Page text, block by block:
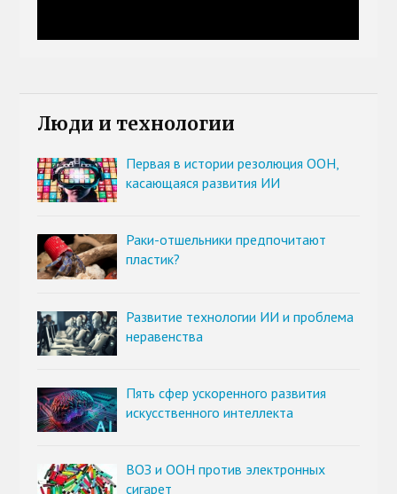
Люди и технологии
Первая в истории резолюция ООН,
касающаяся развития ИИ
Раки-отшельники предпочитают
пластик?
Развитие технологии ИИ и проблема
неравенства
Пять сфер ускоренного развития
искусственного интеллекта
ВОЗ и ООН против электронных
сигарет